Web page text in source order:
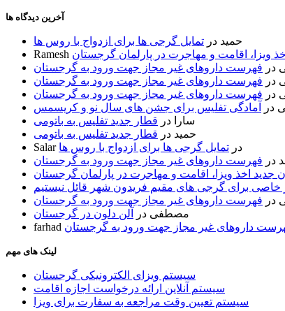
آخرین دیدگاه ها
حمید در تمایل گرجی ها برای ازدواج با روس ها
Ramesh ویزا، اقامت و مهاجرت در پارلمان گرجستان
در فهرست داروهای غیر مجاز جهت ورود به گرجستان
در فهرست داروهای غیر مجاز جهت ورود به گرجستان
در فهرست داروهای غیر مجاز جهت ورود به گرجستان
در
آمادگی تفلیس برای جشن های سال نو و کریسمس
سارا
در قطار جدید تفلیس به باتومی
حمید در قطار جدید تفلیس به باتومی
Salar
در تمایل گرجی ها برای ازدواج با روس ها
در فهرست داروهای غیر مجاز جهت ورود به گرجستان
اخذ ویزا، اقامت و مهاجرت در پارلمان گرجستان
خاصی برای گرجی های مقیم فریدون شهر قائل نیستیم
در فهرست داروهای غیر مجاز جهت ورود به گرجستان
مصطفی در
آلن دلون در گرجستان
farhad داروهای غیر مجاز جهت ورود به گرجستان
لینک های مهم
سیستم ویزای الکترونیکی گرجستان
سیستم آنلاین ارائه درخواست اجازه اقامت
سیستم تعیین وقت مراجعه به سفارت برای ویزا